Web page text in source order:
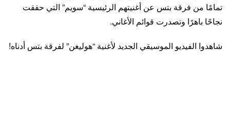
تمامًا من فرقة بتس عن أغنيتهم ​​الرئيسية “سويم” التي حققت
نجاحًا باهرًا وتصدرت قوائم الأغاني.
شاهدوا الفيديو الموسيقي الجديد لأغنية “هوليغن” لفرقة بتس أدناه!